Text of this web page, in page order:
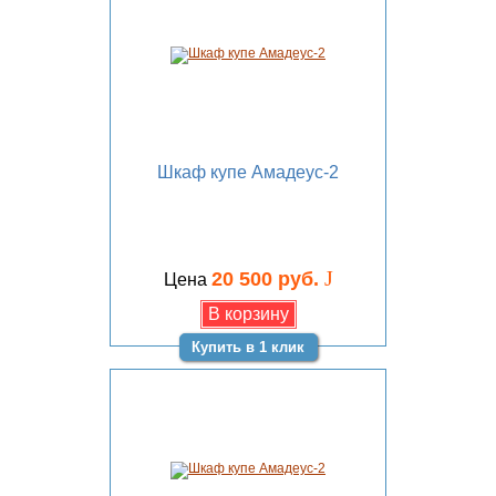
Шкаф купе Амадеус-2
Цена 20 500 руб. J
Купить в 1 клик